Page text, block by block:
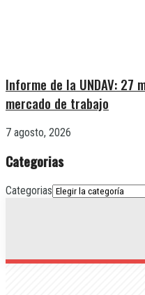
Informe de la UNDAV: 27
mercado de trabajo
7 agosto, 2026
Categorias
Categorias